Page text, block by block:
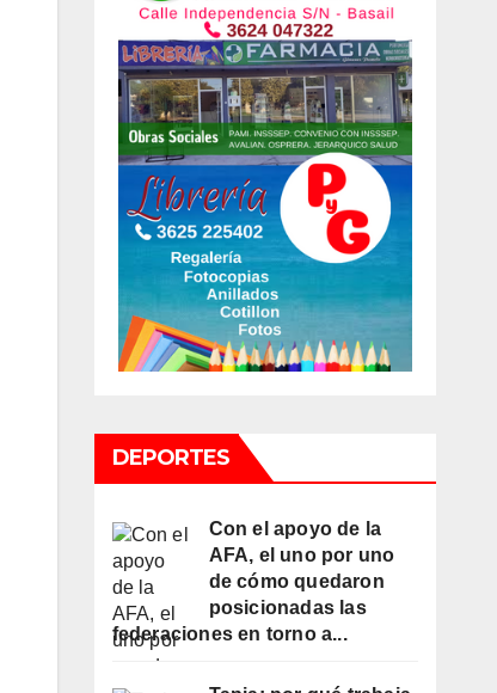
DEPORTES
Con el apoyo de la
AFA, el uno por uno
de cómo quedaron
posicionadas las
federaciones en torno a...